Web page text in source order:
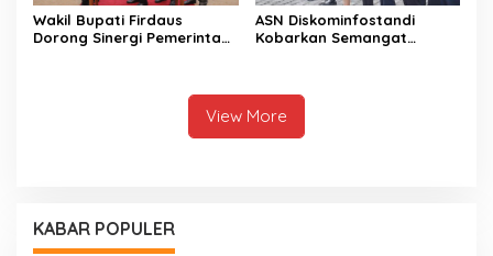
Wakil Bupati Firdaus
Dorong Sinergi Pemerintah
ASN Diskominfostandi
Kobarkan Semangat
View More
KABAR POPULER